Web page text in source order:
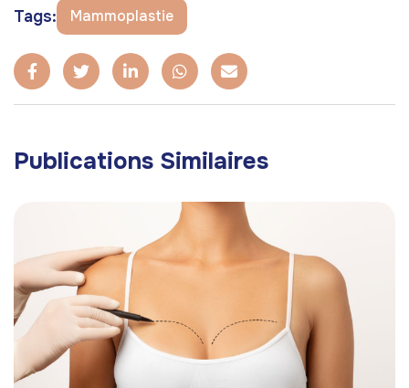
Tags: Mammoplastie
Publications Similaires